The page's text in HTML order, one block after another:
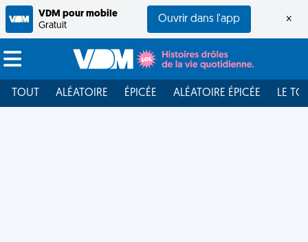
VDM pour mobile
Gratuit
Ouvrir dans l'app ×
TOUT ALÉATOIRE ÉPICÉE ALÉATOIRE ÉPICÉE LE